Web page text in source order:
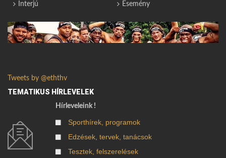
Interjú
Esemény
Tweets by @eththv
TEMATIKUS HÍRLEVELEK
Hírleveleink !
Sporthírek, programok
Edzések, tervek, tanácsok
Tesztek, felszerelések